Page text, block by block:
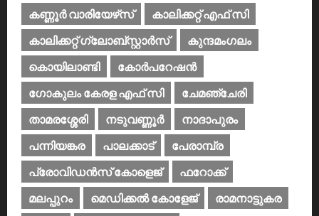
കണ്ണൂര്‍ വാരിയേഴ്‌സ്
കാലിക്കറ്റ് എഫ് സി
കാലിക്കറ്റ് ഗ്ലോബ്സ്റ്റാർസ്
കുന്ദമംഗലം
കൊയിലാണ്ടി
കോര്‍പറേഷന്‍
ഗോകുലം കേരള എഫ് സി
ചേമഞ്ചേരി
താമരശ്ശേരി
നടുവണ്ണൂര്‍
നാദാപുരം
പന്നിയങ്കര
പാലക്കാട്‌
പേരാമ്പ്ര
പ്രോവിഡന്‍സ് കോളെജ്‌
ഫറോക്ക്
മലപ്പുറം
മെഡിക്കൽ കോളേജ്‌
രാമനാട്ടുകര